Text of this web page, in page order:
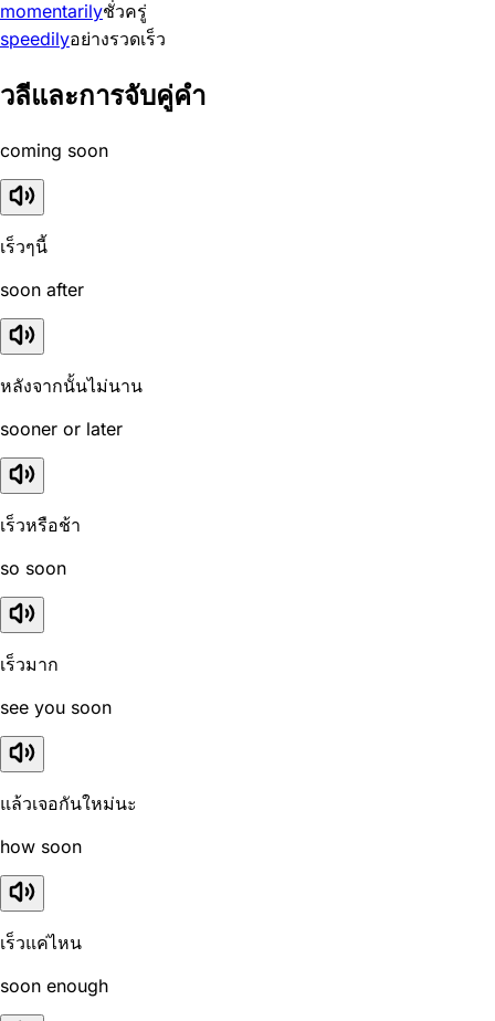
momentarilyชั่วครู่
speedilyอย่างรวดเร็ว
วลีและการจับคู่คำ
coming soon
เร็วๆนี้
soon after
หลังจากนั้นไม่นาน
sooner or later
เร็วหรือช้า
so soon
เร็วมาก
see you soon
แล้วเจอกันใหม่นะ
how soon
เร็วแค่ไหน
soon enough